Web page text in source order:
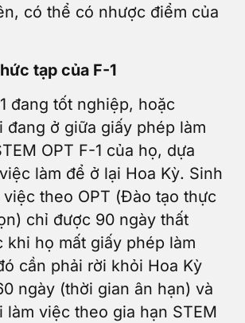
có thể có nhược điểm của
tạp của F-1
đang tốt nghiệp, hoặc
đang ở giữa giấy phép làm
OPT F-1 của họ, dựa
làm để ở lại Hoa Kỳ. Sinh
việc theo OPT (Đào tạo thực
chỉ được 90 ngày thất
khi họ mất giấy phép làm
cần phải rời khỏi Hoa Kỳ
ngày (thời gian ân hạn) và
làm việc theo gia hạn STEM